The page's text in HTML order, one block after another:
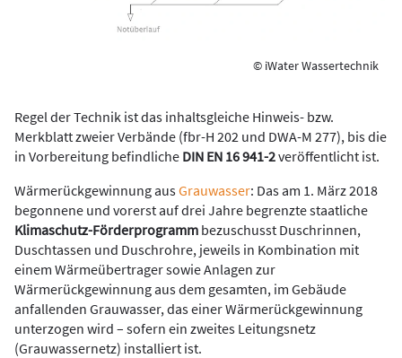
© iWater Wassertechnik
Regel der Technik ist das inhaltsgleiche Hinweis- bzw.
Merkblatt zweier Verbände (fbr-H 202 und DWA-M 277), bis die
in Vorbereitung befindliche DIN EN 16 941-2­veröffentlicht ist.
Wärmerückgewinnung ausGrauwasser: Das am 1. März 2018
begonnene und vorerst auf drei Jahre begrenzte staatliche
Klimaschutz-Förderprogramm bezuschusst Dusch­rinnen,
Duschtassen und Duschrohre, jeweils in Kombination mit
einem Wärmeübertrager sowie Anlagen zur
Wärmerückgewinnung aus dem gesamten, im Gebäude
anfallenden Grauwasser, das einer Wärmerückgewinnung
unterzogen wird – sofern ein zweites Leitungsnetz
(Grauwassernetz) installiert ist.